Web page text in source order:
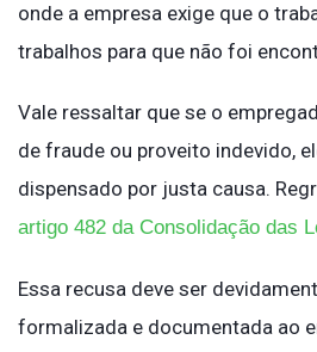
onde a empresa exige que o
trabalhos para que não foi
Vale ressaltar que se o
de fraude ou proveito indevido,
dispensado por justa causa.
artigo 482 da Consolidação das
Essa recusa deve ser
formalizada e documentada ao